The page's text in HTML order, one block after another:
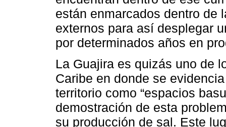
están enmarcados dentro de
externos para así desplegar
por determinados años en
La Guajira es quizás uno de
Caribe en donde se
territorio como “espacios
demostración de esta
su producción de sal. Este